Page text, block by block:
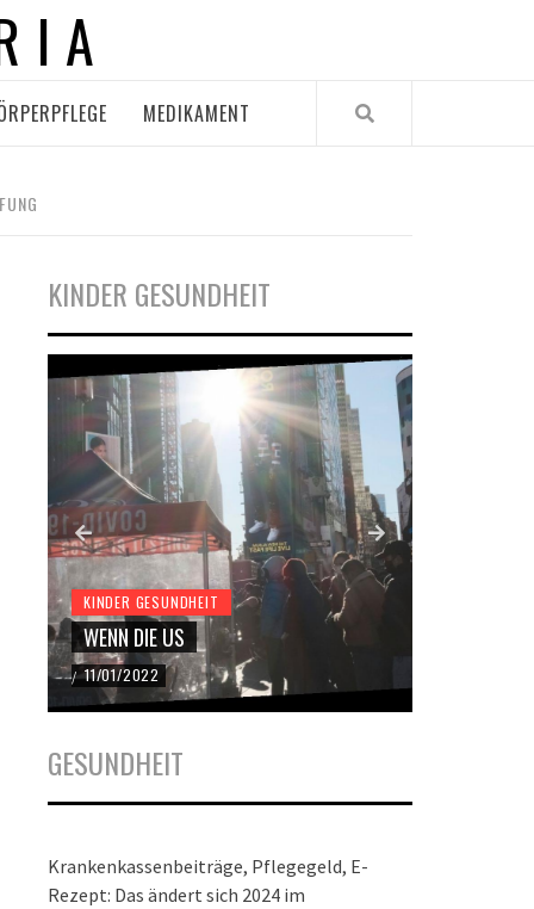
MEDIKAMENT
KINDER GESUNDHEIT
KINDER GESUNDHEIT
WENN DIE US
/ 11/01/2022
GESUNDHEIT
Krankenkassenbeiträge, Pflegegeld, E-
Rezept: Das ändert sich 2024 im